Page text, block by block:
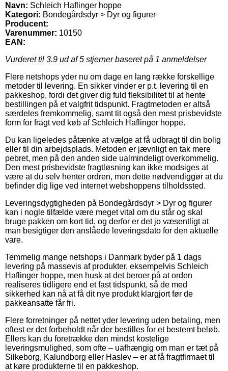
Navn: Schleich Haflinger hoppe
Kategori: Bondegårdsdyr > Dyr og figurer
Producent:
Varenummer: 10150
EAN:
Vurderet til 3.9 ud af 5 stjerner baseret på 1 anmeldelser
Flere netshops yder nu om dage en lang række forskellige
metoder til levering. En sikker vinder er p.t. levering til en
pakkeshop, fordi det giver dig fuld fleksibilitet til at hente
bestillingen på et valgfrit tidspunkt. Fragtmetoden er altså
særdeles fremkommelig, samt tit også den mest prisbevidste
form for fragt ved køb af Schleich Haflinger hoppe.
Du kan ligeledes påtænke at vælge at få udbragt til din bolig
eller til din arbejdsplads. Metoden er jævnligt en tak mere
pebret, men på den anden side ualmindeligt overkommelig.
Den mest prisbevidste fragtløsning kan ikke modsiges at
være at du selv henter ordren, men dette nødvendiggør at du
befinder dig lige ved internet webshoppens tilholdssted.
Leveringsdygtigheden på Bondegårdsdyr > Dyr og figurer
kan i nogle tilfælde være meget vital om du står og skal
bruge pakken om kort tid, og derfor er det jo væsentligt at
man besigtiger den anslåede leveringsdato for den aktuelle
vare.
Temmelig mange netshops i Danmark byder på 1 dags
levering på massevis af produkter, eksempelvis Schleich
Haflinger hoppe, men husk at det beroer på at orden
realiseres tidligere end et fast tidspunkt, så de med
sikkerhed kan nå at få dit nye produkt klargjort før de
pakkeansatte får fri.
Flere forretninger på nettet yder levering uden betaling, men
oftest er det forbeholdt når der bestilles for et bestemt beløb.
Ellers kan du foretrække den mindst kostelige
leveringsmulighed, som ofte – uafhængig om man er tæt på
Silkeborg, Kalundborg eller Haslev – er at få fragtfirmaet til
at køre produkterne til en pakkeshop.